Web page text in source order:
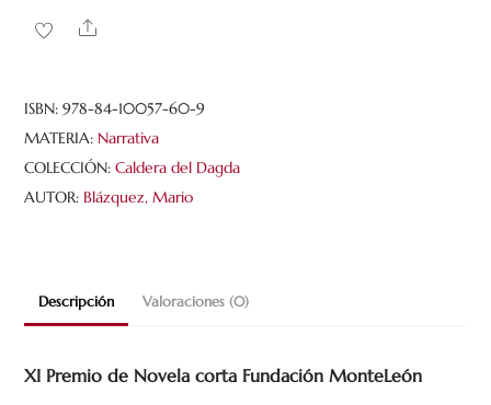
cantidad
Share
ISBN:978-84-10057-60-9
MATERIA: Narrativa
COLECCIÓN:Caldera del Dagda
AUTOR: Blázquez, Mario
Descripción Valoraciones (0)
XI Premio de Novela corta Fundación MonteLeón